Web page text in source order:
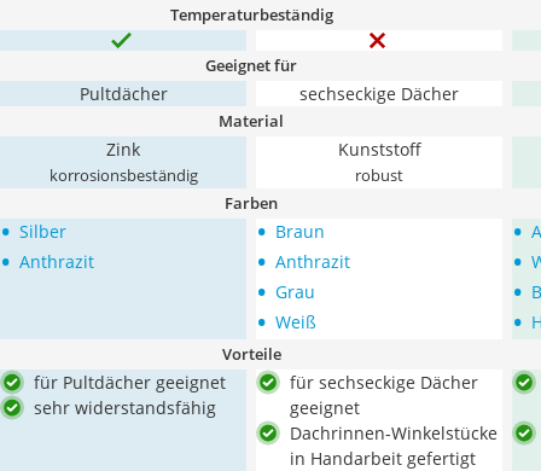
Temperaturbeständig
Geeignet für
Pultdächer sechseckige Dächer
Material
Zink
korrosionsbeständig
Kunststoff
robust
Farben
• Silber
• Anthrazit
• Braun
• Anthrazit
• Grau
• Weiß
•
•
•
•
Vorteile
für Pultdächer geeignet
sehr widerstandsfähig
für sechseckige Dächer
geeignet
Dachrinnen-Winkelstücke
in Handarbeit gefertigt